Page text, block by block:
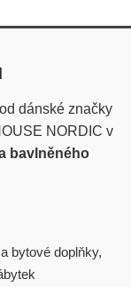
od dánské značky
NORDIC v
bavlněného
bytové doplňky,